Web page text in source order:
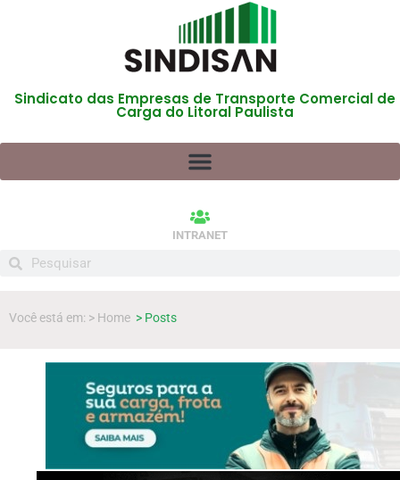
Sindicato das Empresas de Transporte Comercial de
Carga do Litoral Paulista
INTRANET
Você está em: > Home > Posts